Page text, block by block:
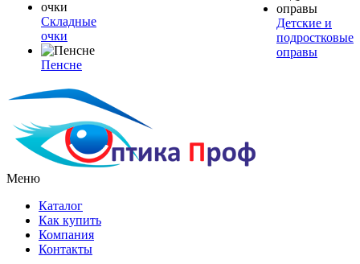
Складные
очки
Пенсне
Детские и
подростковые
оправы
Меню
Каталог
Как купить
Компания
Контакты